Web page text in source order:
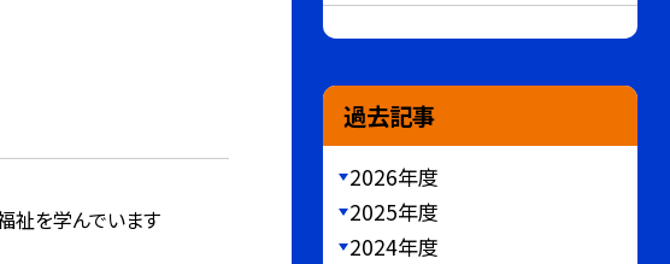
祉を学んでいます
過去記事
2026年度
2025年度
2024年度